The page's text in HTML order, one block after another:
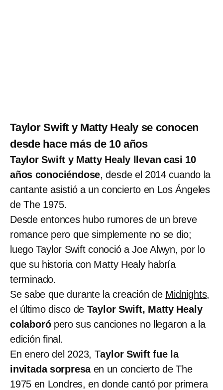
Taylor Swift y Matty Healy se conocen
desde hace más de 10 años
Taylor Swift y Matty Healy llevan casi 10
años conociéndose, desde el 2014 cuando la
cantante asistió a un concierto en Los Ángeles
de The 1975.
Desde entonces hubo rumores de un breve
romance pero que simplemente no se dio;
luego Taylor Swift conoció a Joe Alwyn, por lo
que su historia con Matty Healy habría
terminado.
Se sabe que durante la creación de Midnights,
el último disco de Taylor Swift, Matty Healy
colaboró pero sus canciones no llegaron a la
edición final.
En enero del 2023, Taylor Swift fue la
invitada sorpresaen un concierto de The
1975 en Londres, en donde cantó por primera